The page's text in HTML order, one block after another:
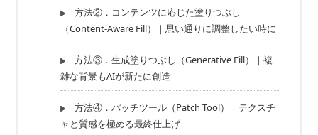
方法②．コンテンツに応じた塗りつぶし
（Content-Aware Fill）｜思い通りに調整したい時に
方法③．生成塗りつぶし（Generative Fill）｜複
雑な背景もAIが新たに創造
方法④．パッチツール（Patch Tool）｜テクスチ
ャと質感を極める最終仕上げ